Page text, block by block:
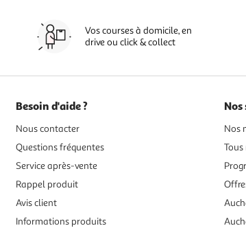
Vos courses à domicile, en
drive ou click & collect
Besoin d'aide ?
Nous contacter
Questions fréquentes
Service après-vente
Rappel produit
Avis client
Informations produits
Nos
Nos